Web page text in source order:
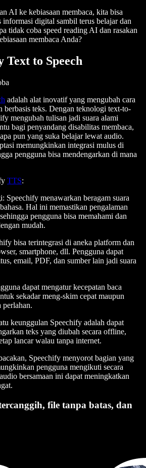
AI ke kebiasaan membaca, kita bisa
informasi digital sambil terus belajar dan
tidak coba speed reading AI dan rasakan
membaca Anda?
Text to Speech
adalah alat inovatif yang mengubah cara
berbasis teks. Dengan teknologi text-to-
mengubah tulisan jadi suara alami
bagi penyandang disabilitas membaca,
pun yang suka belajar lewat audio.
memungkinkan integrasi mulus di
pengguna bisa mendengarkan di mana
TTS:
: Speechify menawarkan beragam suara
Hal ini memastikan pengalaman
pengguna bisa memahami dan
mudah.
bisa terintegrasi di aneka platform dan
smartphone, dll. Pengguna dapat
email, PDF, dan sumber lain jadi suara
dapat mengatur kecepatan baca
sekadar meng-skim cepat maupun
perlahan.
keunggulan Speechify adalah dapat
teks yang diubah secara offline,
lancar walau tanpa internet.
Speechify menyorot bagian yang
pengguna mengikuti secara
bersamaan ini dapat meningkatkan
file tanpa batas, dan